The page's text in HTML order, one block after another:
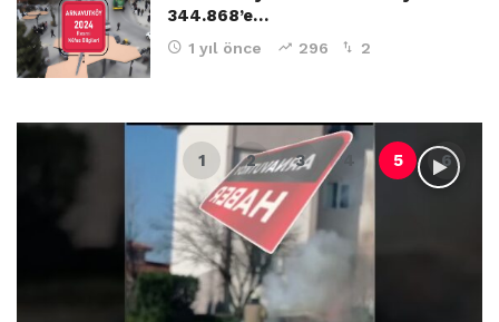
344.868’e…
1 yıl önce 296 2